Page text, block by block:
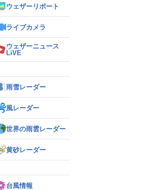
ウェザーリポート
ライブカメラ
ウェザーニュース
LiVE
雨雪レーダー
風レーダー
世界の雨雲レーダー
黄砂レーダー
台風情報